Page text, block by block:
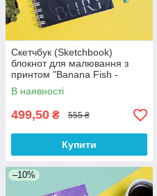
Скетчбук (Sketchbook)
блокнот для малювання з
принтом "Banana Fish -
Бананова риба 1"
В наявності
499,50 ₴ 555 ₴
Купити
–10%